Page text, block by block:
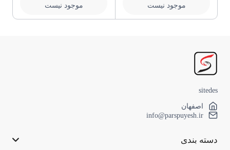
موجود نیست موجود نیست
sitedes
اصفهان
info@parspuyesh.ir
دسته بندی